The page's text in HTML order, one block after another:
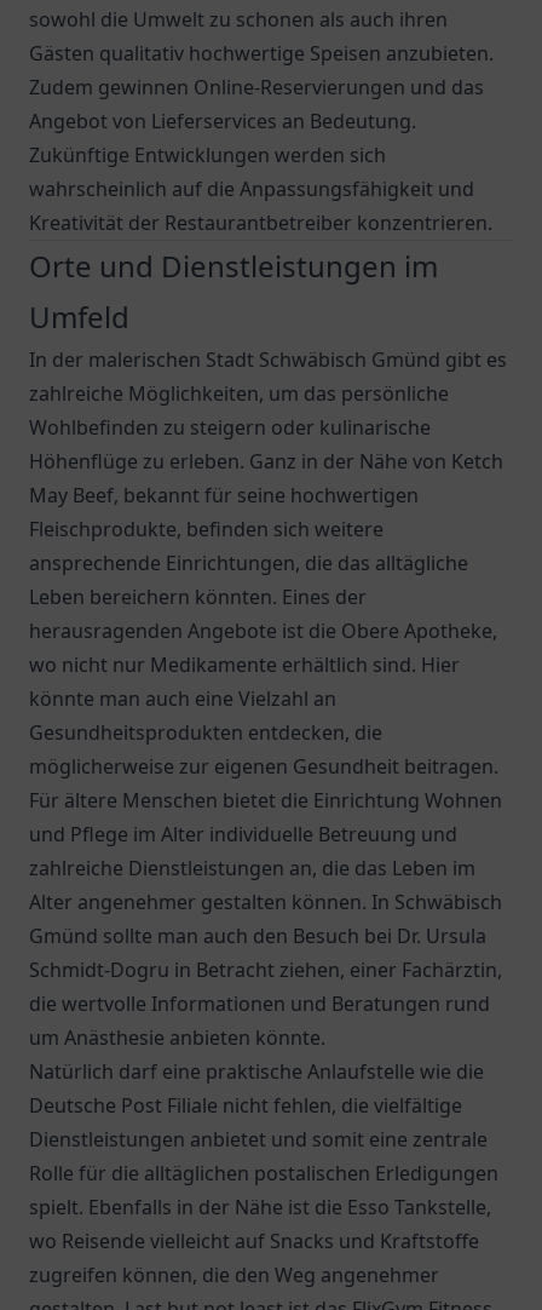
sowohl die Umwelt zu schonen als auch ihren
Gästen qualitativ hochwertige Speisen anzubieten.
Zudem gewinnen Online-Reservierungen und das
Angebot von Lieferservices an Bedeutung.
Zukünftige Entwicklungen werden sich
wahrscheinlich auf die Anpassungsfähigkeit und
Kreativität der Restaurantbetreiber konzentrieren.
Orte und Dienstleistungen im
Umfeld
In der malerischen Stadt Schwäbisch Gmünd gibt es
zahlreiche Möglichkeiten, um das persönliche
Wohlbefinden zu steigern oder kulinarische
Höhenflüge zu erleben. Ganz in der Nähe von Ketch
May Beef, bekannt für seine hochwertigen
Fleischprodukte, befinden sich weitere
ansprechende Einrichtungen, die das alltägliche
Leben bereichern könnten. Eines der
herausragenden Angebote ist die Obere Apotheke,
wo nicht nur Medikamente erhältlich sind. Hier
könnte man auch eine Vielzahl an
Gesundheitsprodukten entdecken, die
möglicherweise zur eigenen Gesundheit beitragen.
Für ältere Menschen bietet die Einrichtung Wohnen
und Pflege im Alter individuelle Betreuung und
zahlreiche Dienstleistungen an, die das Leben im
Alter angenehmer gestalten können. In Schwäbisch
Gmünd sollte man auch den Besuch bei Dr. Ursula
Schmidt-Dogru in Betracht ziehen, einer Fachärztin,
die wertvolle Informationen und Beratungen rund
um Anästhesie anbieten könnte.
Natürlich darf eine praktische Anlaufstelle wie die
Deutsche Post Filiale nicht fehlen, die vielfältige
Dienstleistungen anbietet und somit eine zentrale
Rolle für die alltäglichen postalischen Erledigungen
spielt. Ebenfalls in der Nähe ist die Esso Tankstelle,
wo Reisende vielleicht auf Snacks und Kraftstoffe
zugreifen können, die den Weg angenehmer